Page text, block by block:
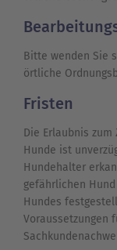
Bitte wenden Sie
örtliche
Fristen
Die Erlaubnis
Hunde ist
Hundehalter
gefährlichen
Hundes
Voraussetzungen